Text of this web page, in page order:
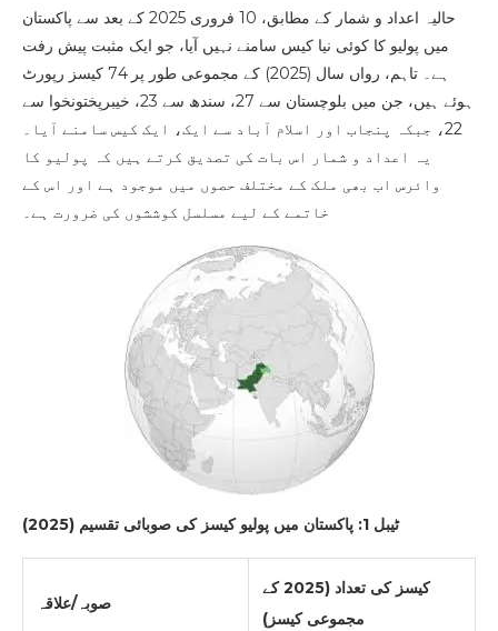
حالیہ اعداد و شمار کے مطابق، 10 فروری 2025 کے بعد سے پاکستان
میں پولیو کا کوئی نیا کیس سامنے نہیں آیا، جو ایک مثبت پیش رفت
ہے۔ تاہم، رواں سال (2025) کے مجموعی طور پر 74 کیسز رپورٹ
ہوئے ہیں، جن میں بلوچستان سے 27، سندھ سے 23، خیبرپختونخوا سے
22، جبکہ پنجاب اور اسلام آباد سے ایک، ایک کیس سامنے آیا۔
یہ اعداد و شمار اس بات کی تصدیق کرتے ہیں کہ پولیو کا
وائرس اب بھی ملک کے مختلف حصوں میں موجود ہے اور اس کے
ٹیبل 1: پاکستان میں پولیو کیسز کی صوبائی تقسیم (2025)
صوبہ/علاقہ
کیسز کی تعداد (2025 کے
مجموعی کیسز)